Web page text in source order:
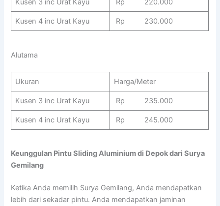
Kusen 3 inc Urat Kayu Rp 220.000
Kusen 4 inc Urat Kayu Rp 230.000
Alutama
Ukuran Harga/Meter
Kusen 3 inc Urat Kayu Rp 235.000
Kusen 4 inc Urat Kayu Rp 245.000
Keunggulan Pintu Sliding Aluminium di Depok dari Surya
Gemilang
Ketika Anda memilih Surya Gemilang, Anda mendapatkan
lebih dari sekadar pintu. Anda mendapatkan jaminan